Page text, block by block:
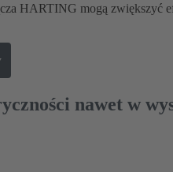
HARTING mogą zwiększyć
nawet w